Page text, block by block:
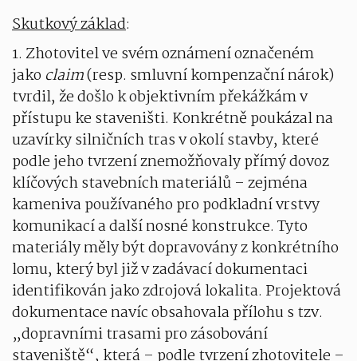
Skutkový základ:
1. Zhotovitel ve svém oznámení označeném
jako claim(resp. smluvní kompenzační nárok)
tvrdil, že došlo k objektivním překážkám v
přístupu ke staveništi. Konkrétně poukázal na
uzavírky silničních tras v okolí stavby, které
podle jeho tvrzení znemožňovaly přímý dovoz
klíčových stavebních materiálů – zejména
kameniva používaného pro podkladní vrstvy
komunikací a další nosné konstrukce. Tyto
materiály měly být dopravovány z konkrétního
lomu, který byl již v zadávací dokumentaci
identifikován jako zdrojová lokalita. Projektová
dokumentace navíc obsahovala přílohu s tzv.
„dopravními trasami pro zásobování
staveniště“, která – podle tvrzení zhotovitele –